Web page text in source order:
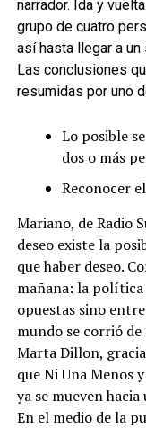
narrador. Ida y
grupo de cuatro
así hasta llegar a
Las conclusiones
resumidas por uno
Lo posible
dos o más
Reconocer
Mariano, de Radio
deseo existe la
que haber deseo.
mañana: la política
opuestas sino
mundo se corrió de
Marta Dillon,
que Ni Una Menos
ya se mueven
En el medio de la